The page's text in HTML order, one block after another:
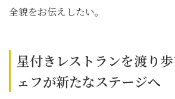
全貌をお伝えしたい。
星付きレストランを渡り
ェフが新たなステージへ